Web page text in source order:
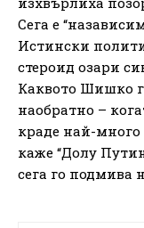
Сега е
Истински
стероид озари
Каквото Шишко
наобратно –
краде най-
каже “Долу
сега го подмива